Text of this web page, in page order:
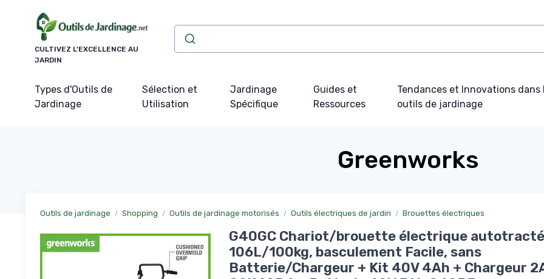
CULTIVEZ L'EXCELLENCE AU
JARDIN
Types d'Outils de
Jardinage
Sélection et
Utilisation
Jardinage
Spécifique
Guides et
Ressources
Tendances et Innovations dans
outils de jardinage
Greenworks
Outils de jardinage Shopping Outils de jardinage motorisés Outils électriques de jardin Brouettes électriques
G40GC Chariot/brouette électrique
106L/100kg, basculement Facile, sans
Batterie/Chargeur + Kit 40V 4Ah + Chargeur